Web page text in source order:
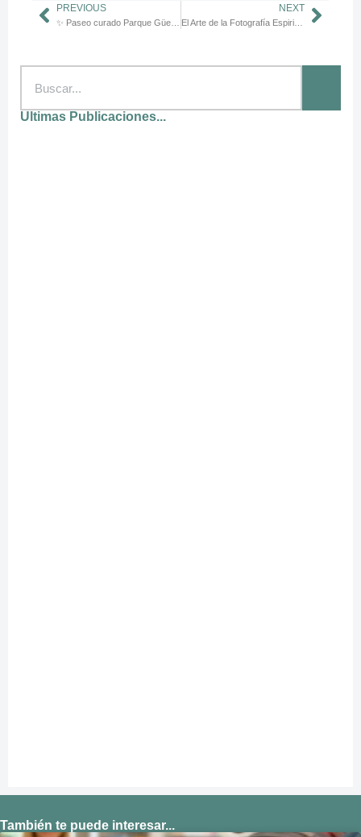
PREVIOUS NEXT
El Arte de la Fotografía Espiritual: Capturando Momentos de Fe 📸✨
Ultimas Publicaciones...
También te puede interesar...